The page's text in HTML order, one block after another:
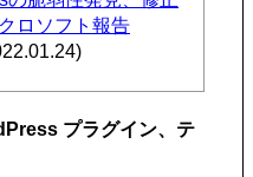
ロソフト報告
プラグイン、テ